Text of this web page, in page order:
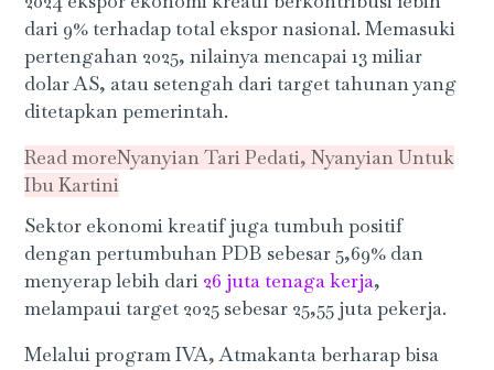
dari 9% terhadap total ekspor nasional. Memasuki
pertengahan 2025, nilainya mencapai 13 miliar
dolar AS, atau setengah dari target tahunan yang
ditetapkan pemerintah.
Read moreNyanyian Tari Pedati, Nyanyian Untuk
Ibu Kartini
Sektor ekonomi kreatif juga tumbuh positif
dengan pertumbuhan PDB sebesar 5,69% dan
menyerap lebih dari 26 juta tenaga kerja,
melampaui target 2025 sebesar 25,55 juta pekerja.
Melalui program IVA, Atmakanta berharap bisa